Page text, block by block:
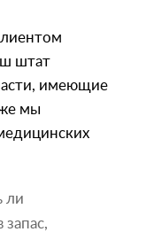
штат
имеющие
мы
ли
запас,